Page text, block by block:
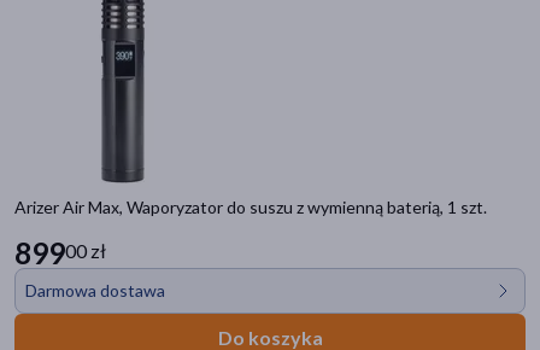
Arizer Air Max, Waporyzator do suszu z wymienną baterią, 1 szt.
89900 zł
Darmowa dostawa
Do koszyka